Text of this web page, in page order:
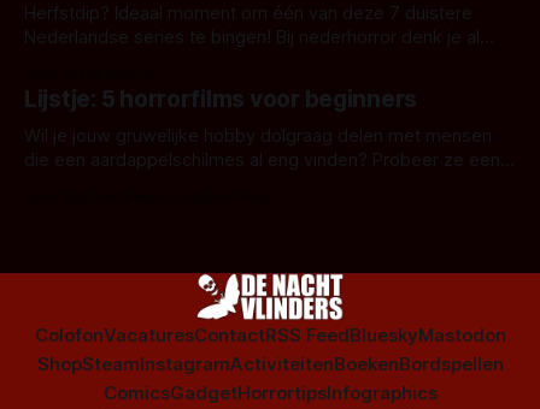
Herfstdip? Ideaal moment om één van deze 7 duistere
Nederlandse series te bingen! Bij nederhorror denk je al
Amsterdamned of The Johnsons. Maar Nederlandse horror
is niet beperkt tot films. Hier een aantal Nederlandse tv-
series uit het duistere of horrorgenre. Als
Lijstje: 5 horrorfilms voor beginners
Wil je jouw gruwelijke hobby dolgraag delen met mensen
die een aardappelschilmes al eng vinden? Probeer ze eens
ColofonVacaturesContactRSS FeedBlueskyMastodon
ShopSteamInstagramActiviteitenBoekenBordspellen
ComicsGadgetHorrortipsInfographics